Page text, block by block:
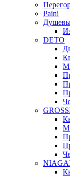
Paini
DETO